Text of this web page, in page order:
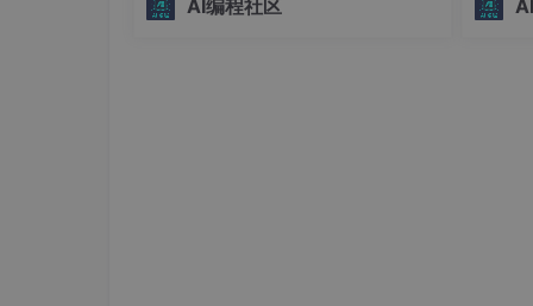
界。## 为什么选择skill-installer？ 🤔在
AI编程社区
务转化